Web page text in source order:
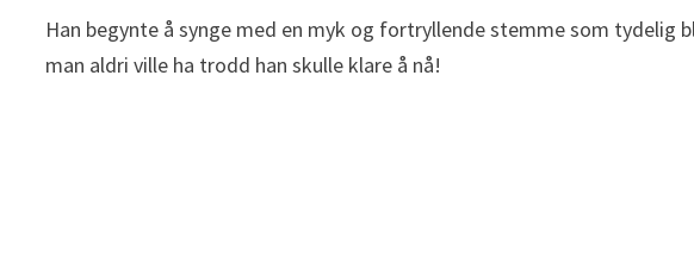
Han begynte å synge med en myk og fortryllende stemme som
man aldri ville ha trodd han skulle klare å nå!